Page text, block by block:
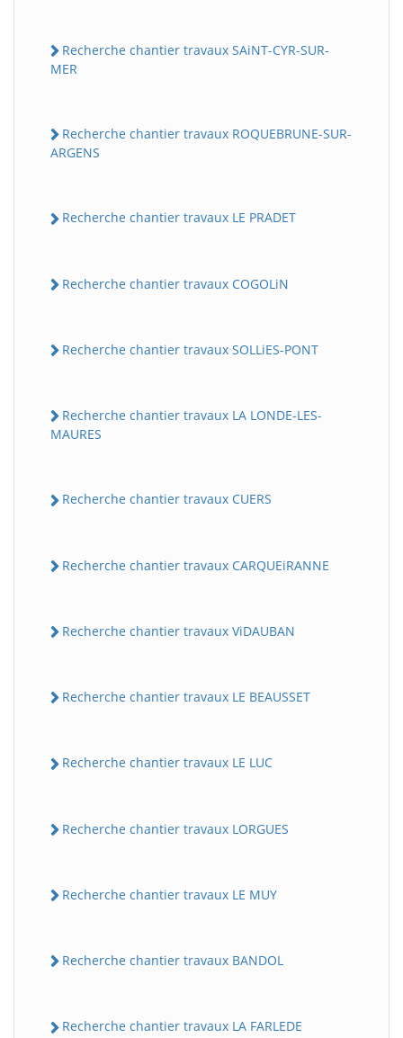
Recherche chantier travaux SAiNT-CYR-SUR-
MER
Recherche chantier travaux ROQUEBRUNE-SUR-
ARGENS
Recherche chantier travaux LE PRADET
Recherche chantier travaux COGOLiN
Recherche chantier travaux SOLLiES-PONT
Recherche chantier travaux LA LONDE-LES-
MAURES
Recherche chantier travaux CUERS
Recherche chantier travaux CARQUEiRANNE
Recherche chantier travaux ViDAUBAN
Recherche chantier travaux LE BEAUSSET
Recherche chantier travaux LE LUC
Recherche chantier travaux LORGUES
Recherche chantier travaux LE MUY
Recherche chantier travaux BANDOL
Recherche chantier travaux LA FARLEDE